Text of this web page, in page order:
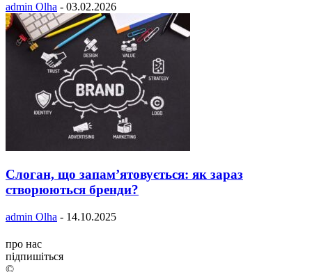
admin Olha - 03.02.2026
Слоган, що запам’ятовується: як зараз
створюються бренди?
admin Olha - 14.10.2025
про нас
підпишіться
©